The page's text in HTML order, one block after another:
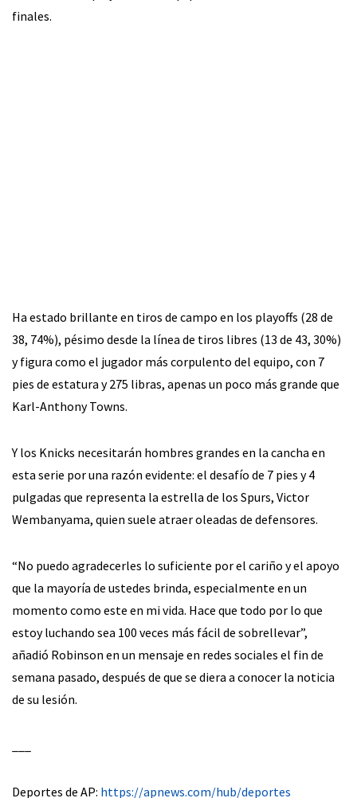
finales.
Ha estado brillante en tiros de campo en los playoffs (28 de
38, 74%), pésimo desde la línea de tiros libres (13 de 43, 30%)
y figura como el jugador más corpulento del equipo, con 7
pies de estatura y 275 libras, apenas un poco más grande que
Karl-Anthony Towns.
Y los Knicks necesitarán hombres grandes en la cancha en
esta serie por una razón evidente: el desafío de 7 pies y 4
pulgadas que representa la estrella de los Spurs, Victor
Wembanyama, quien suele atraer oleadas de defensores.
“No puedo agradecerles lo suficiente por el cariño y el apoyo
que la mayoría de ustedes brinda, especialmente en un
momento como este en mi vida. Hace que todo por lo que
estoy luchando sea 100 veces más fácil de sobrellevar”,
añadió Robinson en un mensaje en redes sociales el fin de
semana pasado, después de que se diera a conocer la noticia
de su lesión.
Deportes de AP: https://apnews.com/hub/deportes